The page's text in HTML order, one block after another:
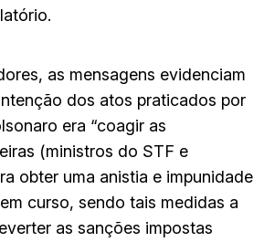
as mensagens evidenciam
dos atos praticados por
era “coagir as
(ministros do STF e
obter uma anistia e impunidade
curso, sendo tais medidas a
as sanções impostas